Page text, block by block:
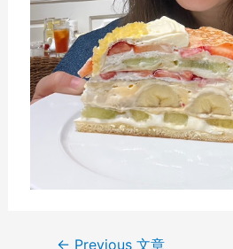
← Previous 文章